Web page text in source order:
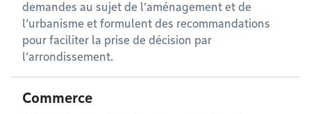
demandes au sujet de l’aménagement et de
l’urbanisme et formulent des recommandations
pour faciliter la prise de décision par
l’arrondissement.
Commerce